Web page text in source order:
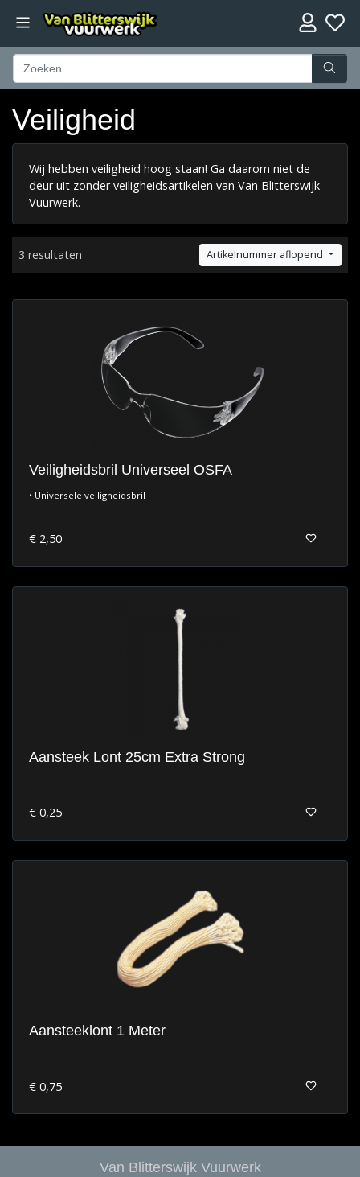
Veiligheid
Wij hebben veiligheid hoog staan! Ga daarom niet de
deur uit zonder veiligheidsartikelen van Van Blitterswijk
Vuurwerk.
3 resultaten Artikelnummer aflopend
Veiligheidsbril Universeel OSFA
• Universele veiligheidsbril
€ 2,50
Aansteek Lont 25cm Extra Strong
€ 0,25
Aansteeklont 1 Meter
€ 0,75
Van Blitterswijk Vuurwerk